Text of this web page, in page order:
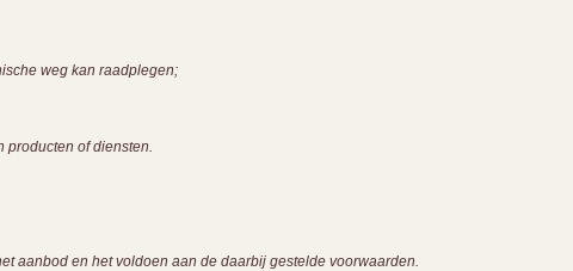
weg kan raadplegen;
producten of diensten.
aanbod en het voldoen aan de daarbij gestelde voorwaarden.